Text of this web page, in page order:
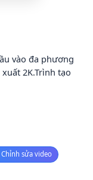
vào đa phương
2K.Trình tạo
Chỉnh sửa video